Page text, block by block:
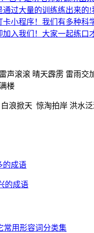
过大量的训练练出来的!
小程序！我们有多种科
加入我们！大家一起练口
声滚滚 晴天霹雳 雷雨交
满楼
浪掀天 惊淘拍岸 洪水
的成语
的成语
常用形容词分类集